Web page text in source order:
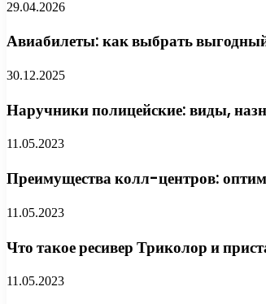
29.04.2026
Авиабилеты: как выбрать выгодный
30.12.2025
Наручники полицейские: виды,
11.05.2023
Преимущества колл-центров:
11.05.2023
Что такое ресивер Триколор и
11.05.2023